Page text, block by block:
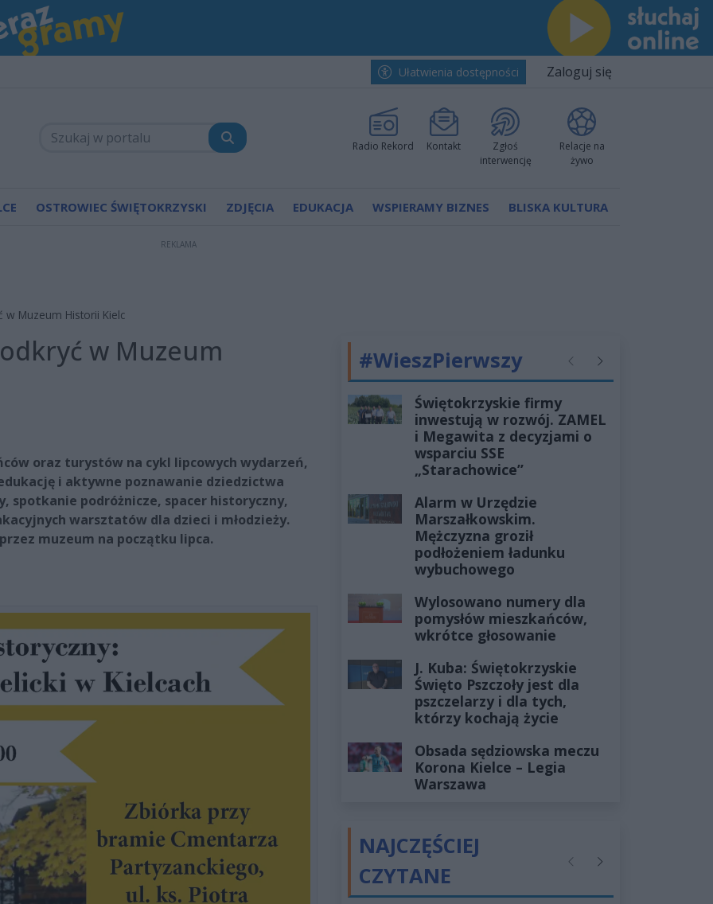
Ułatwienia dostępności Zaloguj się
Radio Rekord Kontakt
Zgłoś
interwencję
Relacje na
żywo
OSTROWIEC ŚWIĘTOKRZYSKI ZDJĘCIA EDUKACJA WSPIERAMY BIZNES BLISKA KULTURA
REKLAMA
w Muzeum Historii Kielc
w Muzeum
oraz turystów na cykl lipcowych wydarzeń,
i aktywne poznawanie dziedzictwa
spotkanie podróżnicze, spacer historyczny,
warsztatów dla dzieci i młodzieży.
muzeum na początku lipca.
#WieszPierwszy PoprzednieNastępne
Świętokrzyskie firmy
inwestują w rozwój. ZAMEL
i Megawita z decyzjami o
wsparciu SSE
„Starachowice”
Alarm w Urzędzie
Marszałkowskim.
Mężczyzna groził
podłożeniem ładunku
wybuchowego
Wylosowano numery dla
pomysłów mieszkańców,
wkrótce głosowanie
J. Kuba: Świętokrzyskie
Święto Pszczoły jest dla
pszczelarzy i dla tych,
którzy kochają życie
Obsada sędziowska meczu
Korona Kielce – Legia
Warszawa
NAJCZĘŚCIEJ
CZYTANE
PoprzednieNastępne